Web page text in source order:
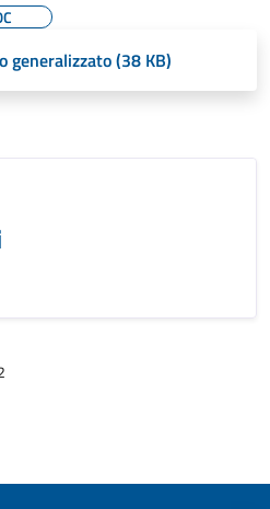
generalizzato (38 KB)